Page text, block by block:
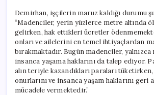
Demirhan, işçilerin maruz kaldığı durumu
“Madenciler, yerin yüzlerce metre altında
gelirken, hak ettikleri ücretler
onları ve ailelerini en temel ihtiyaçlardan
bırakmaktadır. Bugün madenciler, yalnızca
insanca yaşama haklarını da talep ediyor.
alın teriyle kazandıkları paraları
onurlarını ve insanca yaşam haklarını geri
mücadele vermektedir.”